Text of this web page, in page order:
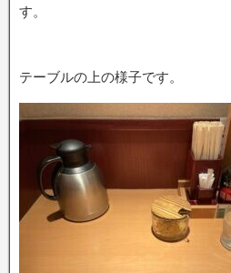
す。
テーブルの上の様子です。